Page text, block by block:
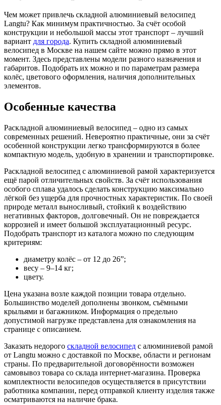
Чем может привлечь складной алюминиевый велосипед
Langtu? Как минимум практичностью. За счёт особой
конструкции и небольшой массы этот транспорт – лучший
вариант для города. Купить складной алюминиевый
велосипед в Москве на нашем сайте можно прямо в этот
момент. Здесь представлены модели разного назначения и
габаритов. Подобрать их можно и по параметрам размера
колёс, цветового оформления, наличия дополнительных
элементов.
Особенные качества
Раскладной алюминиевый велосипед – одно из самых
современных решений. Невероятно практичные, они за счёт
особенной конструкции легко трансформируются в более
компактную модель, удобную в хранении и транспортировке.
Раскладной велосипед с алюминиевой рамой характеризуется
ещё парой отличительных свойств. За счёт использования
особого сплава удалось сделать конструкцию максимально
лёгкой без ущерба для прочностных характеристик. По своей
природе металл выносливый, стойкий к воздействию
негативных факторов, долговечный. Он не повреждается
коррозией и имеет большой эксплуатационный ресурс.
Подобрать транспорт из каталога можно по следующим
критериям:
диаметру колёс – от 12 до 26”;
весу – 9–14 кг;
цвету.
Цена указана возле каждой позиции товара отдельно.
Большинство моделей дополнены звонком, съёмными
крыльями и багажником. Информация о предельно
допустимой нагрузке представлена для ознакомления на
странице с описанием.
Заказать недорого складной велосипед с алюминиевой рамой
от Langtu можно с доставкой по Москве, области и регионам
страны. По предварительной договорённости возможен
самовывоз товара со склада интернет-магазина. Проверка
комплектности велосипедов осуществляется в присутствии
работника компании, перед отправкой клиенту изделия также
осматриваются на наличие брака.